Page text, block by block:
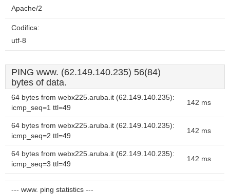
Apache/2
Codifica:
utf-8
PING www. (62.149.140.235) 56(84)
bytes of data.
64 bytes from webx225.aruba.it (62.149.140.235):
icmp_seq=1 ttl=49
142 ms
64 bytes from webx225.aruba.it (62.149.140.235):
icmp_seq=2 ttl=49
142 ms
64 bytes from webx225.aruba.it (62.149.140.235):
icmp_seq=3 ttl=49
142 ms
--- www. ping statistics ---